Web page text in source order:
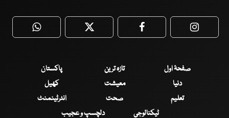
WhatsApp Twitter Facebook
صفحۂ اول تازہ ترین
پاکستان
دنیا
معیشت
کھیل
تعلیم
صحت
انٹرٹینمنٹ
ٹیکنالوجی
دلچسپ و عجیب